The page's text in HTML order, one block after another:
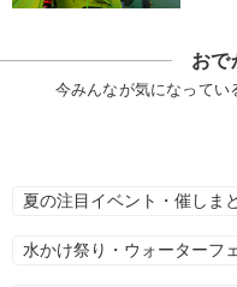
おで
今みんなが気になってい
夏の注目イベント・催しま
水かけ祭り・ウォーターフ